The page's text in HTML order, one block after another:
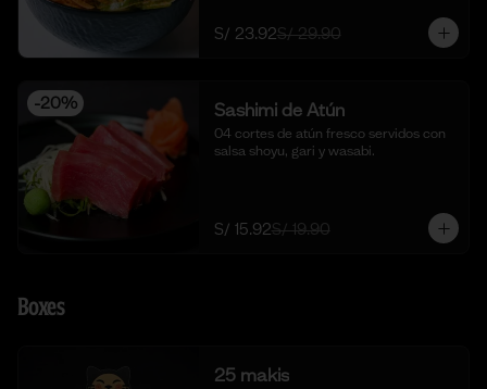
S/ 23.92S/ 29.90
-20% Sashimi de Atún
04 cortes de atún fresco servidos con
salsa shoyu, gari y wasabi.
S/ 15.92S/ 19.90
Boxes
25 makis